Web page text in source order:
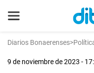
Diarios Bonaerenses>
9 de noviembre de 2023 -